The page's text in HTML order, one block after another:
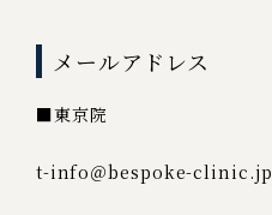
メールアドレス
■東京院
t-info＠bespoke-clinic.jp